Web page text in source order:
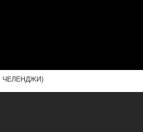
ЧЕЛЕНДЖИ)